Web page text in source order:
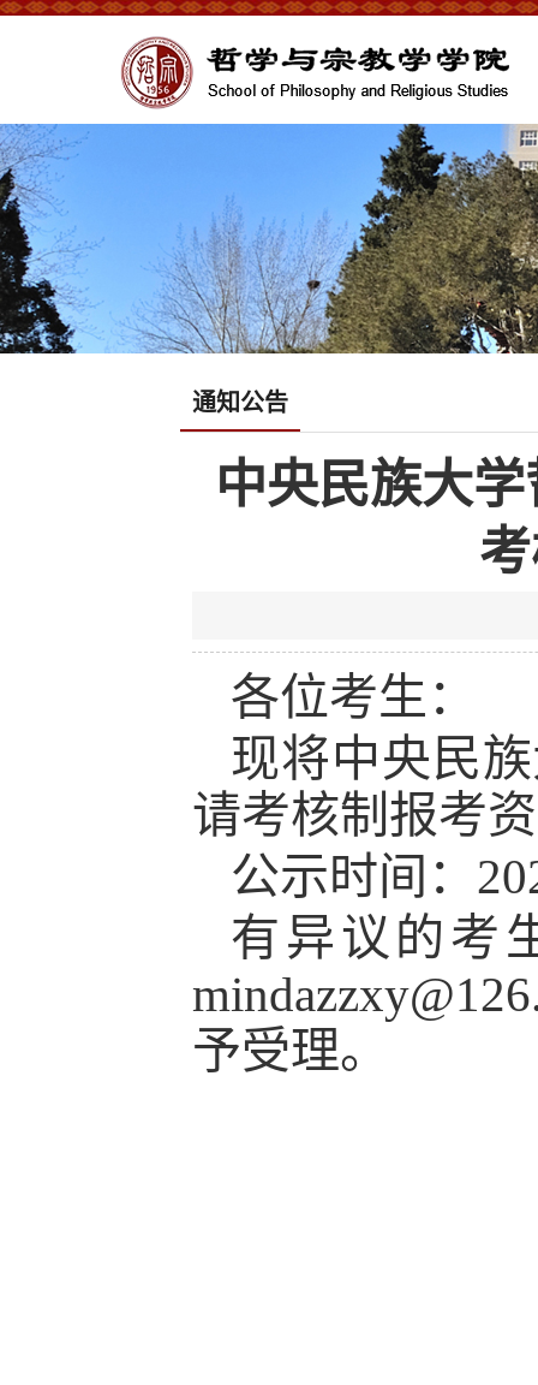
通知公告
中央民族大
各位考生：
现将中央民
请考核制报考
公示时间：
有异议的考
予受理。